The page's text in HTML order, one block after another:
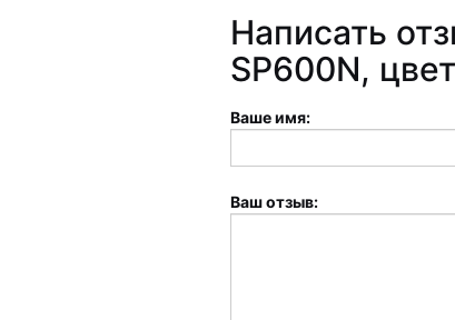
Написать
SP600N,
Ваше имя:
Ваш отзыв: